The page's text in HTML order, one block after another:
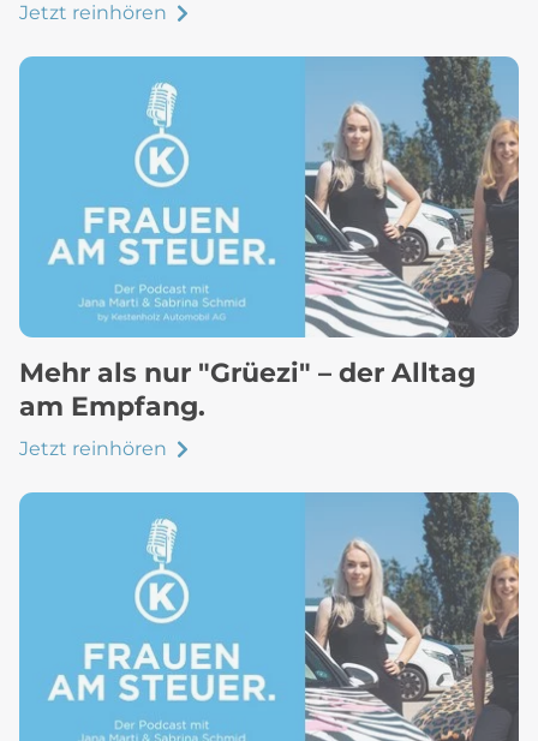
Jetzt reinhören
Mehr als nur "Grüezi" – der Alltag
am Empfang.
Jetzt reinhören